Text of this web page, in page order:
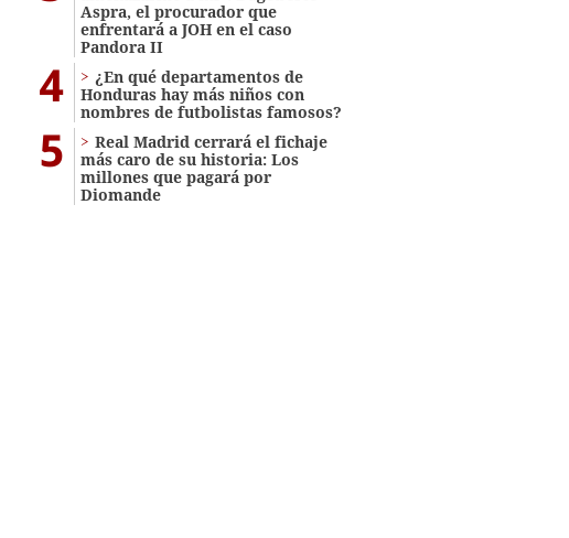
Aspra, el procurador que
enfrentará a JOH en el caso
Pandora II
4
¿En qué departamentos de
Honduras hay más niños con
nombres de futbolistas famosos?
5
Real Madrid cerrará el fichaje
más caro de su historia: Los
millones que pagará por
Diomande